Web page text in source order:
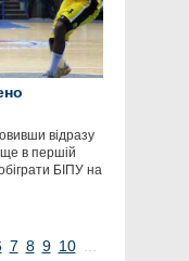
відразу
в першій
БІПУ на
7 8 9 10 ...